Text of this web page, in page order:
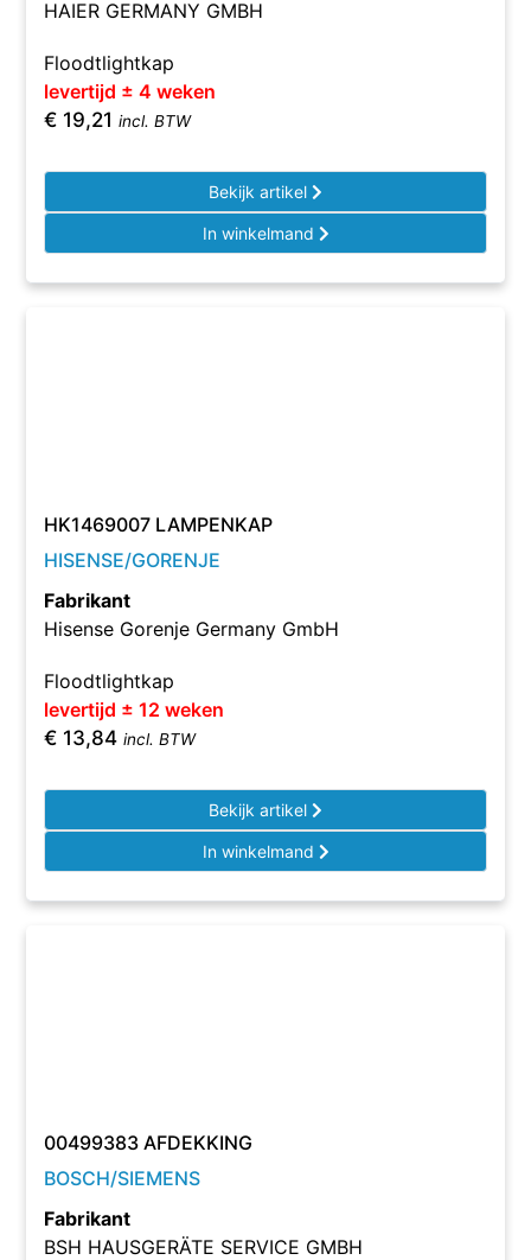
HAIER GERMANY GMBH
Floodtlightkap
levertijd ± 4 weken
€ 19,21 incl. BTW
Bekijk artikel
In winkelmand
HK1469007 LAMPENKAP
HISENSE/GORENJE
Fabrikant
Hisense Gorenje Germany GmbH
Floodtlightkap
levertijd ± 12 weken
€ 13,84 incl. BTW
Bekijk artikel
In winkelmand
00499383 AFDEKKING
BOSCH/SIEMENS
Fabrikant
BSH HAUSGERÄTE SERVICE GMBH